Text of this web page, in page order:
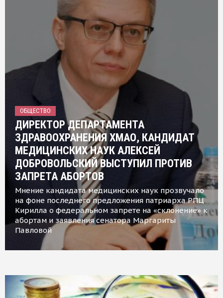
ОБЩЕСТВО
ДИРЕКТОР ДЕПАРТАМЕНТА
ЗДРАВООХРАНЕНИЯ ХМАО, КАНДИДАТ
МЕДИЦИНСКИХ НАУК АЛЕКСЕЙ
ДОБРОВОЛЬСКИЙ ВЫСТУПИЛ ПРОТИВ
ЗАПРЕТА АБОРТОВ
Мнение кандидата медицинских наук прозвучало
на фоне последнего предложения патриарха РПЦ
Кирилла о федеральном запрете на «склонение» к
абортам и заявления сенатора Маргариты
Павловой